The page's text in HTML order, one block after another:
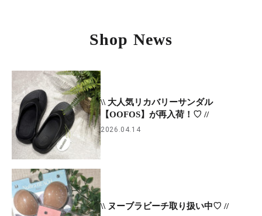
Shop News
\\ 大人気リカバリーサンダル
【OOFOS】が再入荷！♡ //
2026.04.14
\\ ヌーブラビーチ取り扱い中♡ //